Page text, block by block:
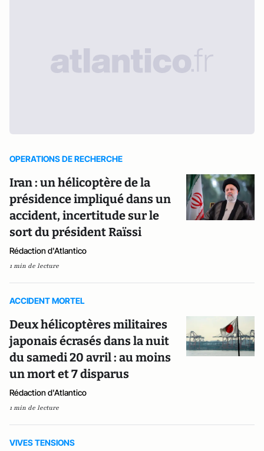
OPERATIONS DE RECHERCHE
Iran : un hélicoptère de la
présidence impliqué dans un
accident, incertitude sur le
sort du président Raïssi
Rédaction d'Atlantico
1 min de lecture
ACCIDENT MORTEL
Deux hélicoptères militaires
japonais écrasés dans la nuit
du samedi 20 avril : au moins
un mort et 7 disparus
Rédaction d'Atlantico
1 min de lecture
VIVES TENSIONS